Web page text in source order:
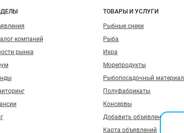
компаний
рынка
ТОВАРЫ И УСЛУГИ
Рыбные снеки
Рыба
Икра
Морепродукты
Рыбопосадочный материал
Полуфабрикаты
Консервы
Добавить объявление
Карта объявлений